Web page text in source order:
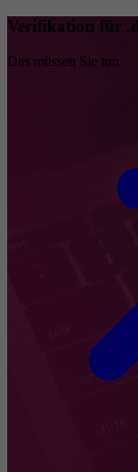
Verifikation für
Das müssen Sie tun